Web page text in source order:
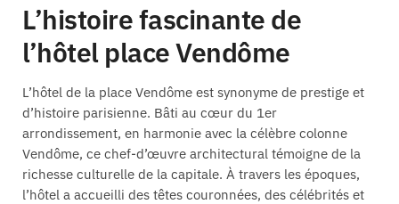
L’histoire fascinante de
l’hôtel place Vendôme
L’hôtel de la place Vendôme est synonyme de prestige et
d’histoire parisienne. Bâti au cœur du 1er
arrondissement, en harmonie avec la célèbre colonne
Vendôme, ce chef-d’œuvre architectural témoigne de la
richesse culturelle de la capitale. À travers les époques,
l’hôtel a accueilli des têtes couronnées, des célébrités et